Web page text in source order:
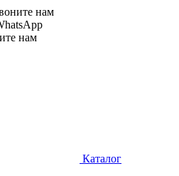
нам
нам
Каталог